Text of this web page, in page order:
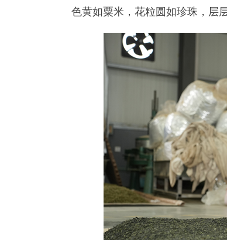
色黄如粟米，花粒圆如珍珠，层